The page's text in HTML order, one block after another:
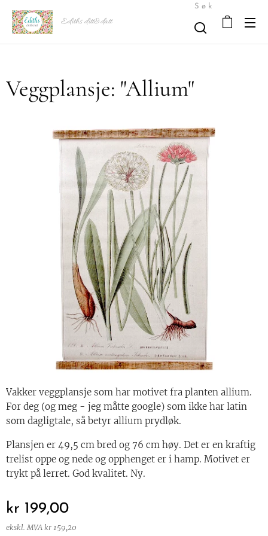
Ediths ditt&datt
Søk
Veggplansje: "Allium"
Vakker veggplansje som har motivet fra planten allium.
For deg (og meg - jeg måtte google) som ikke har latin
som dagligtale, så betyr allium prydløk.
Plansjen er 49,5 cm bred og 76 cm høy. Det er en kraftig
trelist oppe og nede og opphenget er i hamp. Motivet er
trykt på lerret. God kvalitet. Ny.
kr 199,00
ekskl. MVA kr 159,20